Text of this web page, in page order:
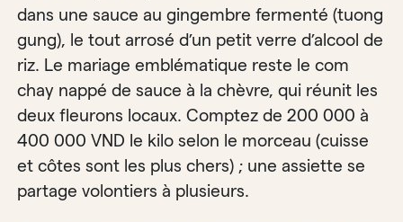
dans une sauce au gingembre fermenté (tuong
gung), le tout arrosé d’un petit verre d’alcool de
riz. Le mariage emblématique reste le com
chay nappé de sauce à la chèvre, qui réunit les
deux fleurons locaux. Comptez de 200 000 à
400 000 VND le kilo selon le morceau (cuisse
et côtes sont les plus chers) ; une assiette se
partage volontiers à plusieurs.